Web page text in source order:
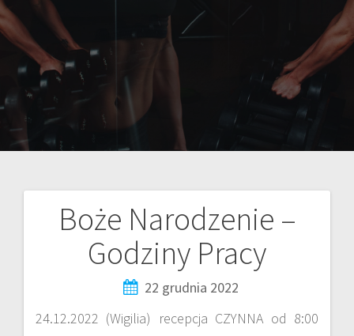
Boże Narodzenie –
Godziny Pracy
22 grudnia 2022
24.12.2022 (Wigilia) recepcja CZYNNA od 8:00